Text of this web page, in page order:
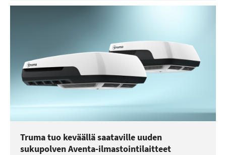
Truma tuo keväällä saataville uuden
sukupolven Aventa-ilmastointilaitteet